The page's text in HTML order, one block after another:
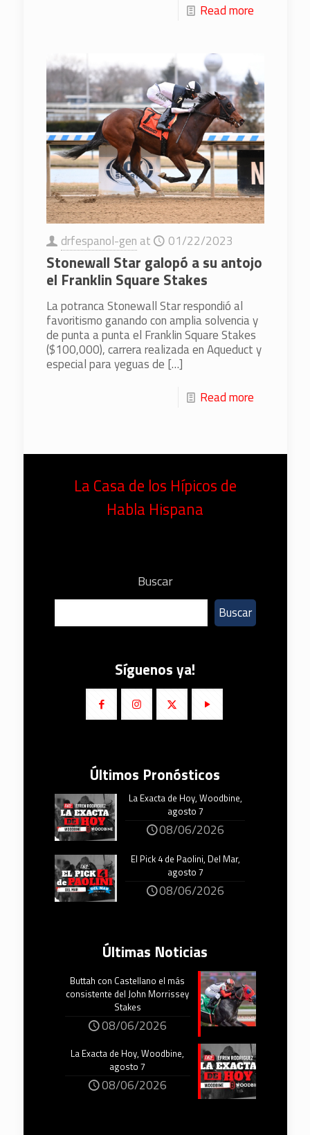
Read more
drfespanol-gen at 01/22/2023
Stonewall Star galopó a su antojo
el Franklin Square Stakes
La potranca Stonewall Star respondió al
favoritismo ganando con amplia solvencia y
de punta a punta el Franklin Square Stakes
($100,000), carrera realizada en Aqueduct y
especial para yeguas de […]
Read more
La Casa de los Hípicos de
Habla Hispana
Buscar
Buscar
Síguenos ya!
Últimos Pronósticos
La Exacta de Hoy, Woodbine,
agosto 7
08/06/2026
El Pick 4 de Paolini, Del Mar,
agosto 7
08/06/2026
Últimas Noticias
Buttah con Castellano el más
consistente del John Morrissey
Stakes
08/06/2026
La Exacta de Hoy, Woodbine,
agosto 7
08/06/2026